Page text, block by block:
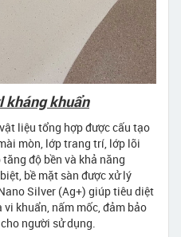
kháng khuẩn
liệu tổng hợp được cấu tạo
mòn, lớp trang trí, lớp lõi
độ bền và khả năng
bề mặt sàn được xử lý
Silver (Ag+) giúp tiêu diệt
khuẩn, nấm mốc, đảm bảo
người sử dụng.